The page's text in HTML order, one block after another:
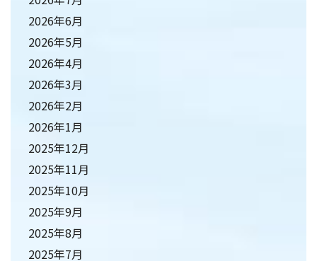
2026年6月
2026年5月
2026年4月
2026年3月
2026年2月
2026年1月
2025年12月
2025年11月
2025年10月
2025年9月
2025年8月
2025年7月